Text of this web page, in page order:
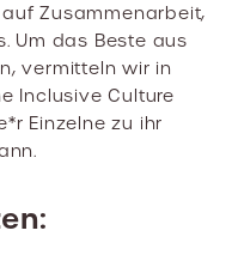
Zusammenarbeit,
Um das Beste aus
vermitteln wir in
Inclusive Culture
Einzelne zu ihr